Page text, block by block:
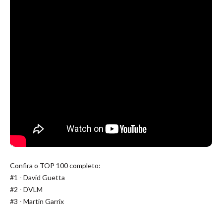
Confira o TOP 100 completo:
#1 - David Guetta
#2 - DVLM
#3 - Martin Garrix